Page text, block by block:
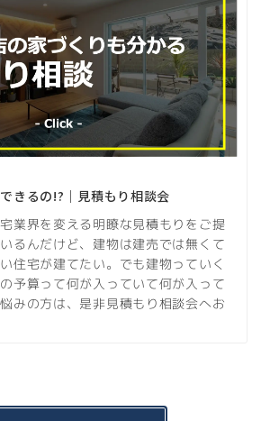
きるの!?｜見積もり相談会
業界を変える明瞭な見積もりをご提
るんだけど、建物は建売では無くて
住宅が建てたい。でも建物っていく
予算って何が入っていて何が入って
みの方は、是非見積もり相談会へお